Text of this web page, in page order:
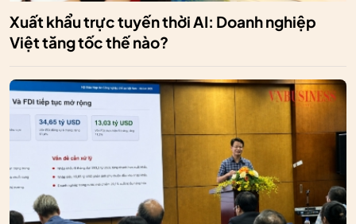
Xuất khẩu trực tuyến thời AI: Doanh nghiệp
Việt tăng tốc thế nào?